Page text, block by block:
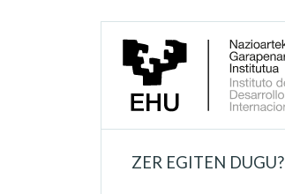
ZER EGITEN DUGU?